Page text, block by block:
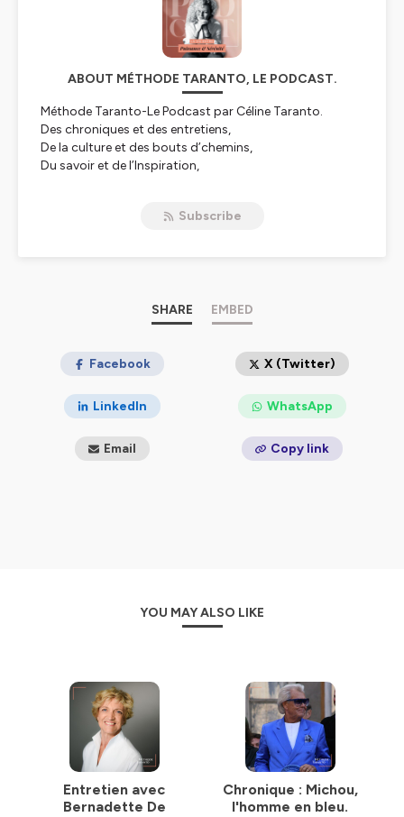
ABOUT MÉTHODE TARANTO, LE PODCAST.
Méthode Taranto-Le Podcast par Céline Taranto.
Des chroniques et des entretiens,
De la culture et des bouts d’chemins,
Du savoir et de l’Inspiration,
Hébergé par Ausha. Visitezausha.co/politique-de-
Subscribe
SHARE EMBED
Facebook X (Twitter)
LinkedIn WhatsApp
Email Copy link
YOU MAY ALSO LIKE
Entretien avec
Bernadette De
Chronique : Michou,
l'homme en bleu.